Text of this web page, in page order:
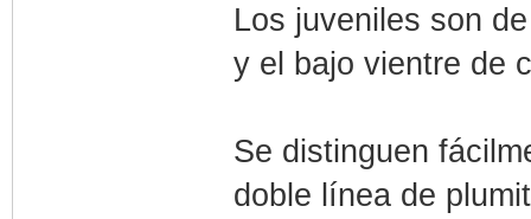
Los juveniles son
y el bajo vientre de
Se distinguen
doble línea de